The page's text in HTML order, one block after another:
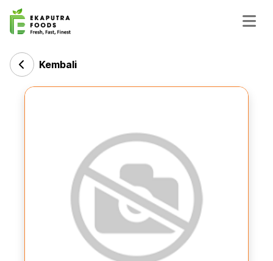
Kembali